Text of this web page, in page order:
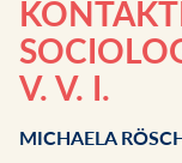
V. V. I.
MICHAELA